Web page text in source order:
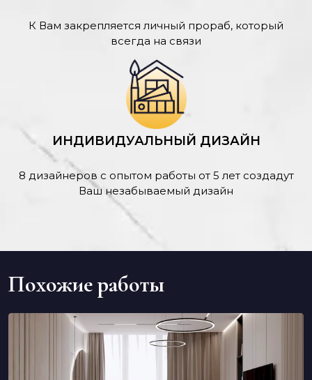
К Вам закрепляется личный прораб, который
всегда на связи
ИНДИВИДУАЛЬНЫЙ ДИЗАЙН
8 дизайнеров с опытом работы от 5 лет создадут
Ваш незабываемый дизайн
Похожие работы